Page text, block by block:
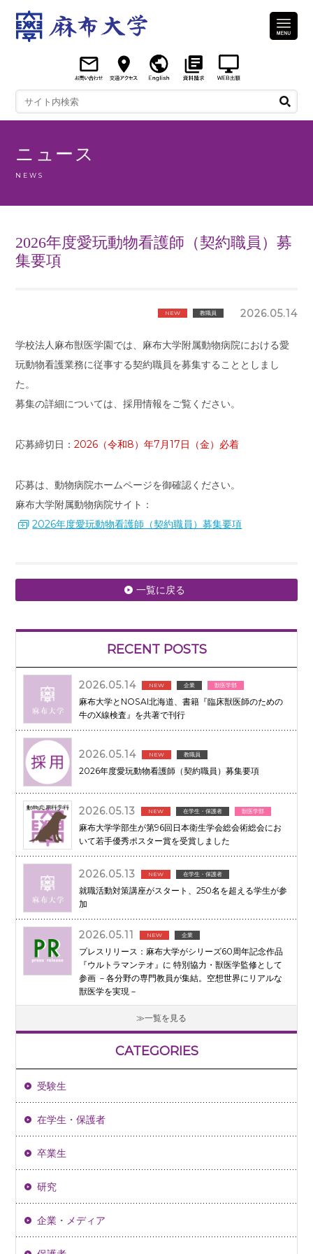
ニュース
NEWS
2026年度愛玩動物看護師（契約職員）募
集要項
NEW 教職員 2026.05.14
学校法人麻布獣医学園では、麻布大学附属動物病院における愛
玩動物看護業務に従事する契約職員を募集することとしまし
た。
募集の詳細については、採用情報をご覧ください。
応募締切日：2026（令和8）年7月17日（金）必着
応募は、動物病院ホームページを御確認ください。
麻布大学附属動物病院サイト：
2026年度愛玩動物看護師（契約職員）募集要項
一覧に戻る
RECENT POSTS
2026.05.14 NEW 企業 獣医学部
麻布大学とNOSAI北海道、書籍『臨床獣医師のための
牛のX線検査』を共著で刊行
2026.05.14 NEW 教職員
2026年度愛玩動物看護師（契約職員）募集要項
2026.05.13 NEW 在学生・保護者 獣医学部
麻布大学学部生が第96回日本衛生学会総会術総会にお
いて若手優秀ポスター賞を受賞しました
2026.05.13 NEW 在学生・保護者
就職活動対策講座がスタート、250名を超える学生が参
加
2026.05.11 NEW 企業
プレスリリース：麻布大学がシリーズ60周年記念作品
『ウルトラマンテオ』に 特別協力・獣医学監修として
参画 －各分野の専門教員が集結。空想世界にリアルな
獣医学を実現－
一覧を見る
CATEGORIES
受験生
在学生・保護者
卒業生
研究
企業・メディア